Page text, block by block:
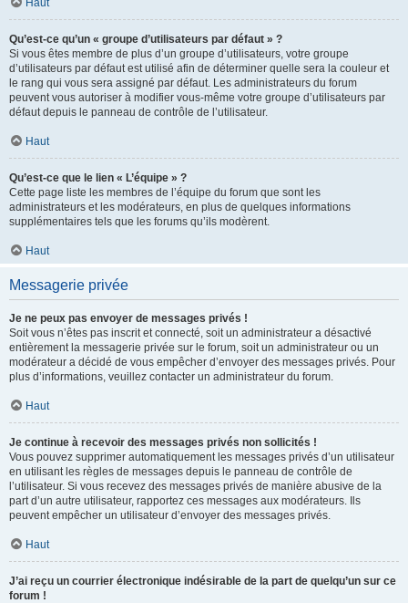
Haut
Qu’est-ce qu’un « groupe d’utilisateurs par défaut » ?
Si vous êtes membre de plus d’un groupe d’utilisateurs, votre groupe
d’utilisateurs par défaut est utilisé afin de déterminer quelle sera la couleur et
le rang qui vous sera assigné par défaut. Les administrateurs du forum
peuvent vous autoriser à modifier vous-même votre groupe d’utilisateurs par
défaut depuis le panneau de contrôle de l’utilisateur.
Haut
Qu’est-ce que le lien « L’équipe » ?
Cette page liste les membres de l’équipe du forum que sont les
administrateurs et les modérateurs, en plus de quelques informations
supplémentaires tels que les forums qu’ils modèrent.
Haut
Messagerie privée
Je ne peux pas envoyer de messages privés !
Soit vous n’êtes pas inscrit et connecté, soit un administrateur a désactivé
entièrement la messagerie privée sur le forum, soit un administrateur ou un
modérateur a décidé de vous empêcher d’envoyer des messages privés. Pour
plus d’informations, veuillez contacter un administrateur du forum.
Haut
Je continue à recevoir des messages privés non sollicités !
Vous pouvez supprimer automatiquement les messages privés d’un utilisateur
en utilisant les règles de messages depuis le panneau de contrôle de
l’utilisateur. Si vous recevez des messages privés de manière abusive de la
part d’un autre utilisateur, rapportez ces messages aux modérateurs. Ils
peuvent empêcher un utilisateur d’envoyer des messages privés.
Haut
J’ai reçu un courrier électronique indésirable de la part de quelqu’un sur ce
forum !